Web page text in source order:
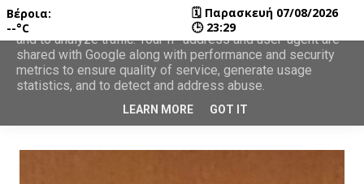
Βέροια:
--°C
🗓 Παρασκευή 07/08/2026
🕒 23:29
This site uses cookies from Google to deliver its services
and to analyze traffic. Your IP address and user-agent are
shared with Google along with performance and security
metrics to ensure quality of service, generate usage
statistics, and to detect and address abuse.
LEARN MORE GOT IT